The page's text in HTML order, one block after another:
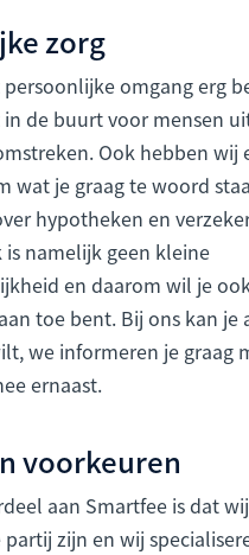
zorg
omgang erg
de buurt voor mensen
Ook hebben wij
wat je graag te woord
hypotheken en
is namelijk geen kleine
en daarom wil je
toe bent. Bij ons kan je
we informeren je graag
ernaast.
voorkeuren
aan Smartfee is dat
zijn en wij